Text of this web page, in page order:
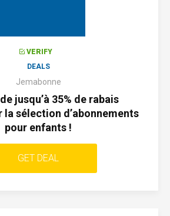
VERIFY
DEALS
Jemabonne
jusqu’à 35% de rabais
sélection d’abonnements
pour enfants !
GET DEAL